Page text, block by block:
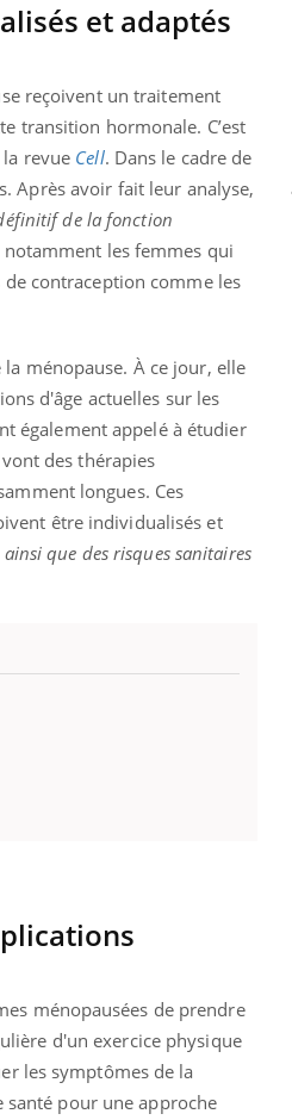
et adaptés
reçoivent un traitement
transition hormonale. C’est
revue Cell. Dans le cadre de
Après avoir fait leur analyse,
de la fonction
les femmes qui
contraception comme les
ménopause. À ce jour, elle
d'âge actuelles sur les
également appelé à étudier
des thérapies
longues. Ces
être individualisés et
que des risques sanitaires
ménopausées de prendre
d'un exercice physique
les symptômes de la
santé pour une approche